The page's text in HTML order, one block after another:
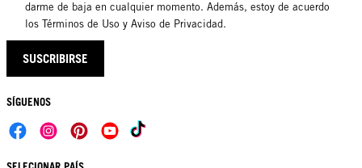
darme de baja en cualquier momento. Además, estoy de acuerdo
los Términos de Uso y Aviso de Privacidad.
SUSCRIBIRSE
SÍGUENOS